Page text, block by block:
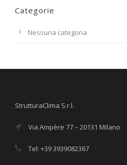
Categorie
Nessuna categoria
StrutturaClima S.r.l.
Via Ampère 77 – 20131 Milano
Tel: +39 3939082367